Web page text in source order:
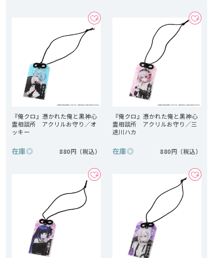
『俺クロ』憑かれた俺と黒神心
霊相談所 アクリルお守り／オ
ッキー
在庫◎ 880円
『俺クロ』憑かれた俺と黒神心
霊相談所 アクリルお守り／三
途川ハカ
在庫◎ 880円